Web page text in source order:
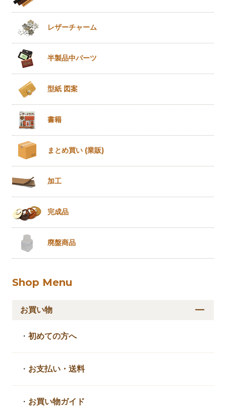
レザーチャーム
半製品中パーツ
型紙 図案
書籍
まとめ買い (業販)
加工
完成品
廃盤商品
Shop Menu
お買い物
・初めての方へ
・ お支払い・送料
・ お買い物ガイド